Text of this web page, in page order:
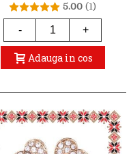
5.00 (1)
- +
Adauga in cos